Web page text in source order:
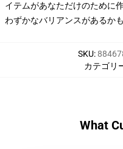
イテムがあなただけのために
わずかなバリアンスがあるか
SKU:
カテゴリ
What